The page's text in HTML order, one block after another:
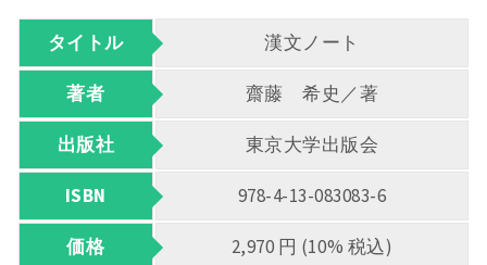
タイトル 漢文ノート
著者 齋藤 希史／著
出版社 東京大学出版会
ISBN 978-4-13-083083-6
価格 2,970 円 (10% 税込)